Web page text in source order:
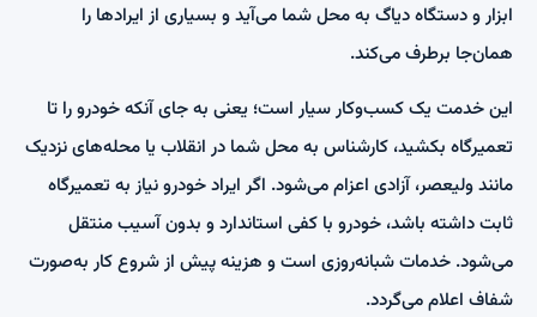
ابزار و دستگاه دیاگ به محل شما می‌آید و بسیاری از ایرادها را
همان‌جا برطرف می‌کند.
این خدمت یک کسب‌وکار سیار است؛ یعنی به جای آنکه خودرو را تا
تعمیرگاه بکشید، کارشناس به محل شما در انقلاب یا محله‌های نزدیک
مانند ولیعصر، آزادی اعزام می‌شود. اگر ایراد خودرو نیاز به تعمیرگاه
ثابت داشته باشد، خودرو با کفی استاندارد و بدون آسیب منتقل
می‌شود. خدمات شبانه‌روزی است و هزینه پیش از شروع کار به‌صورت
شفاف اعلام می‌گردد.